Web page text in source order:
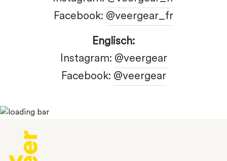
Facebook: @veergear_fr
Englisch:
Instagram: @veergear
Facebook: @veergear